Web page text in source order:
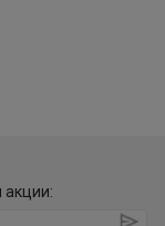
акции: